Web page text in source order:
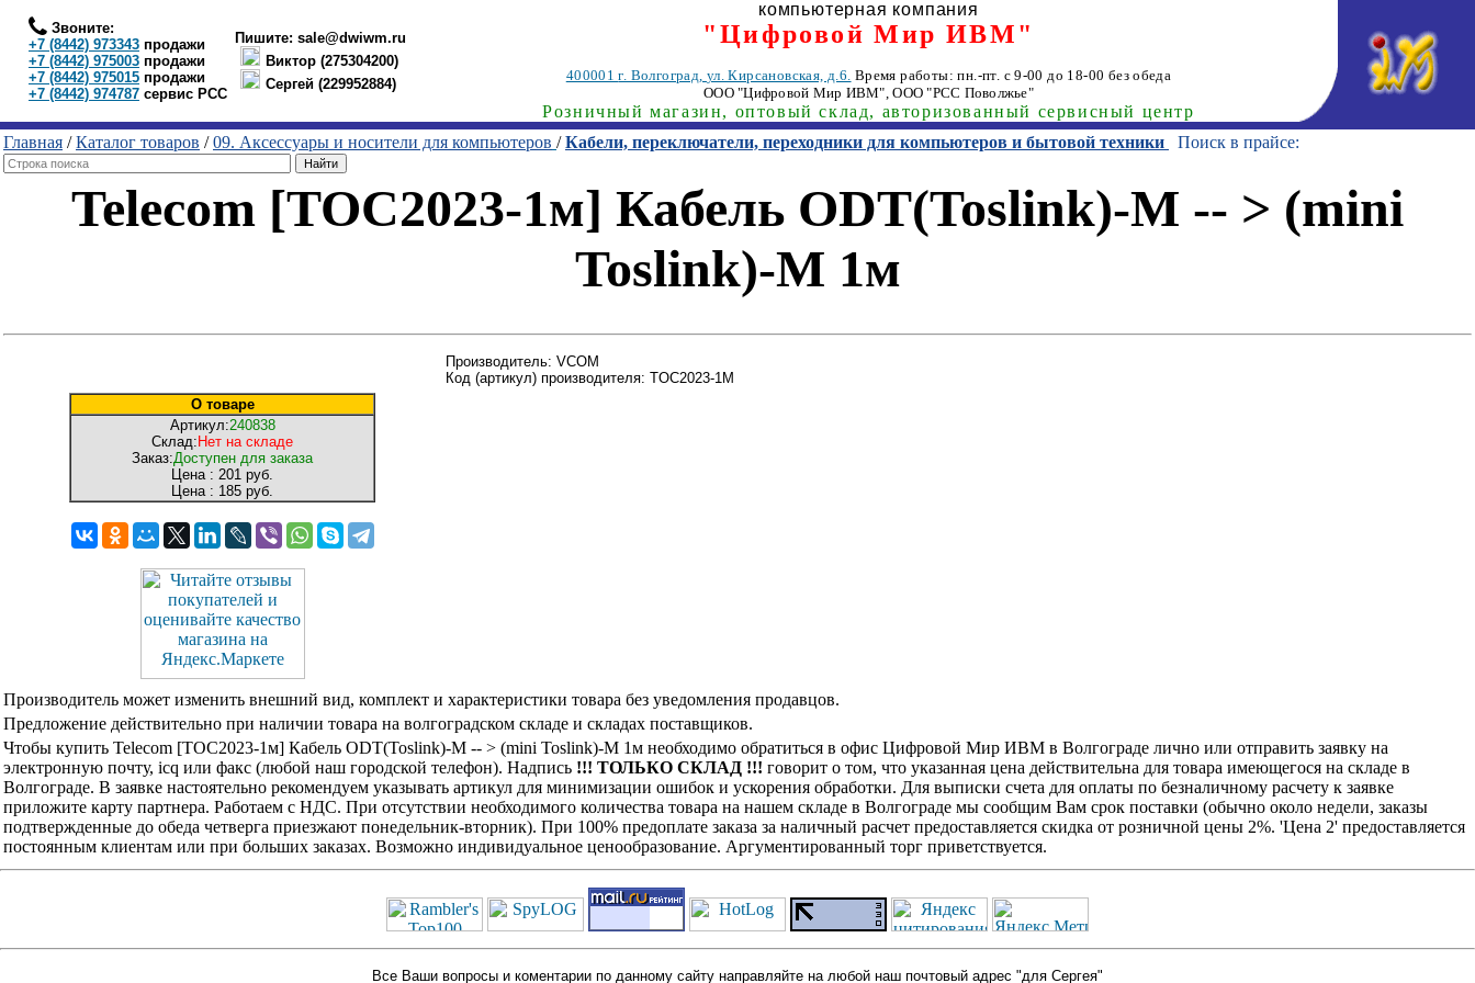
Звоните:
+7 (8442) 973343 продажи
+7 (8442) 975003 продажи
+7 (8442) 975015 продажи
+7 (8442) 974787 сервис РСС
Пишите: sale@dwiwm.ru
Виктор (275304200)
Сергей (229952884)
компьютерная компания
"Цифровой Мир ИВМ"
400001г. Волгоград, ул. Кирсановская, д.6. Время работы: пн.-пт. с 9-00 до 18-00 без обеда
ООО "Цифровой Мир ИВМ", ООО "РСС Поволжье"
Розничный магазин, оптовый склад, авторизованный сервисный центр
Главная /Каталог товаров /09. Аксессуары и носители для компьютеров /Кабели, переключатели, переходники для компьютеров и бытовой техники Поиск в прайсе:
Telecom [TOC2023-1м] Кабель ODT(Toslink)-M -- > (mini
Toslink)-M 1м
О товаре
Артикул:240838
Склад: Нет на складе
Заказ:Доступен для заказа
Цена : 201 руб.
Цена : 185 руб.
Производитель: VCOM
Код (артикул) производителя: TOC2023-1M
Производитель может изменить внешний вид, комплект и характеристики товара без уведомления продавцов.
Предложение действительно при наличии товара на волгоградском складе и складах поставщиков.
Чтобы купить Telecom [TOC2023-1м] Кабель ODT(Toslink)-M -- > (mini Toslink)-M 1м необходимо обратиться в офис Цифровой Мир ИВМ в Волгограде лично или отправить заявку на
электронную почту, icq или факс (любой наш городской телефон). Надпись !!! ТОЛЬКО СКЛАД !!! говорит о том, что указанная цена действительна для товара имеющегося на складе в
Волгограде. В заявке настоятельно рекомендуем указывать артикул для минимизации ошибок и ускорения обработки. Для выписки счета для оплаты по безналичному расчету к заявке
приложите карту партнера. Работаем с НДС. При отсутствии необходимого количества товара на нашем складе в Волгограде мы сообщим Вам срок поставки (обычно около недели, заказы
подтвержденные до обеда четверга приезжают понедельник-вторник). При 100% предоплате заказа за наличный расчет предоставляется скидка от розничной цены 2%. 'Цена 2' предоставляется
постоянным клиентам или при больших заказах. Возможно индивидуальное ценообразование. Аргументированный торг приветствуется.
Все Ваши вопросы и коментарии по данному сайту направляйте на любой наш почтовый адрес "для Сергея"